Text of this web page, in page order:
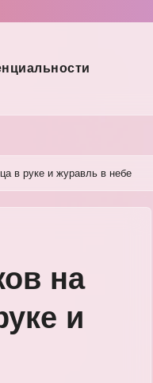
в руке и журавль в небе
на
и